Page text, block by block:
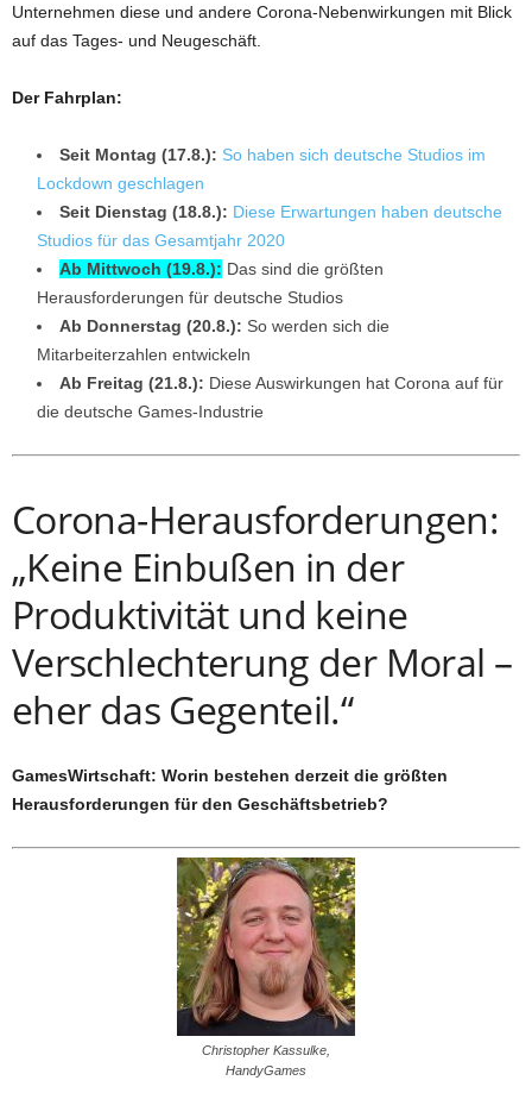
Unternehmen diese und andere Corona-Nebenwirkungen mit Blick
auf das Tages- und Neugeschäft.
Der Fahrplan:
Seit Montag (17.8.): So haben sich deutsche Studios im
Lockdown geschlagen
Seit Dienstag (18.8.): Diese Erwartungen haben deutsche
Studios für das Gesamtjahr 2020
Ab Mittwoch (19.8.): Das sind die größten
Herausforderungen für deutsche Studios
Ab Donnerstag (20.8.): So werden sich die
Mitarbeiterzahlen entwickeln
Ab Freitag (21.8.): Diese Auswirkungen hat Corona auf für
die deutsche Games-Industrie
Corona-Herausforderungen:
„Keine Einbußen in der
Produktivität und keine
Verschlechterung der Moral –
eher das Gegenteil.“
GamesWirtschaft: Worin bestehen derzeit die größten
Herausforderungen für den Geschäftsbetrieb?
Christopher Kassulke,
HandyGames